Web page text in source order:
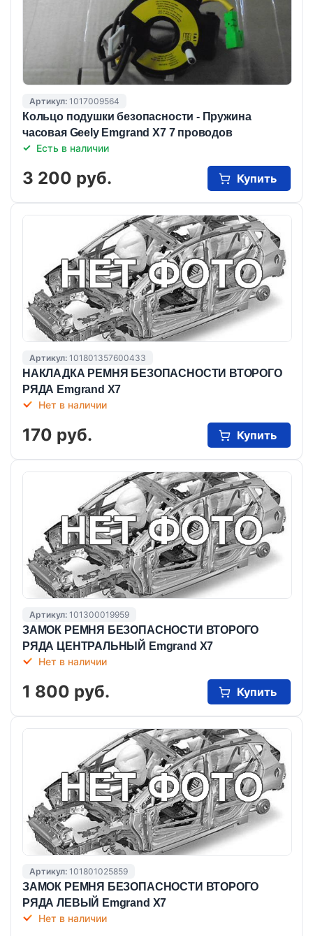
Артикул: 1017009564
Кольцо подушки безопасности - Пружина
часовая Geely Emgrand X7 7 проводов
Есть в наличии
3 200 руб. Купить
Артикул: 101801357600433
НАКЛАДКА РЕМНЯ БЕЗОПАСНОСТИ ВТОРОГО
РЯДА Emgrand X7
Нет в наличии
170 руб. Купить
Артикул: 101300019959
ЗАМОК РЕМНЯ БЕЗОПАСНОСТИ ВТОРОГО
РЯДА ЦЕНТРАЛЬНЫЙ Emgrand X7
Нет в наличии
1 800 руб. Купить
Артикул: 101801025859
ЗАМОК РЕМНЯ БЕЗОПАСНОСТИ ВТОРОГО
РЯДА ЛЕВЫЙ Emgrand X7
Нет в наличии